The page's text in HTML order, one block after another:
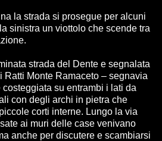
la strada si prosegue per alcuni
sinistra un viottolo che scende tra
strada del Dente e segnalata
Ratti Monte Ramaceto – segnavia
su entrambi i lati da
con degli archi in pietra che
corti interne. Lungo la via
ai muri delle case venivano
anche per discutere e scambiarsi